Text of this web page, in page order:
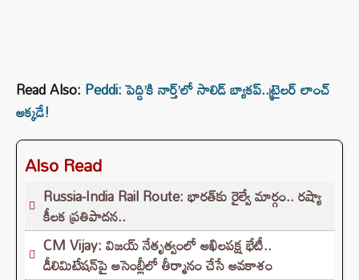
Read Also: Peddi: పెద్ది’కి నార్త్’లో సాలిడ్ బ్యాకప్..ట్రైలర్ లాంచ్
అక్కడే!
Also Read
Russia-India Rail Route: భారత్‌కు రైల్వే మార్గం.. రష్యా
కీలక ప్రతిపాదన..
CM Vijay: విజయ్ నేతృత్వంలో అఖిలపక్ష భేటీ..
డీలిమిటేషన్‌పై అసెంబ్లీలో తీర్మానం చేసే అవకాశం